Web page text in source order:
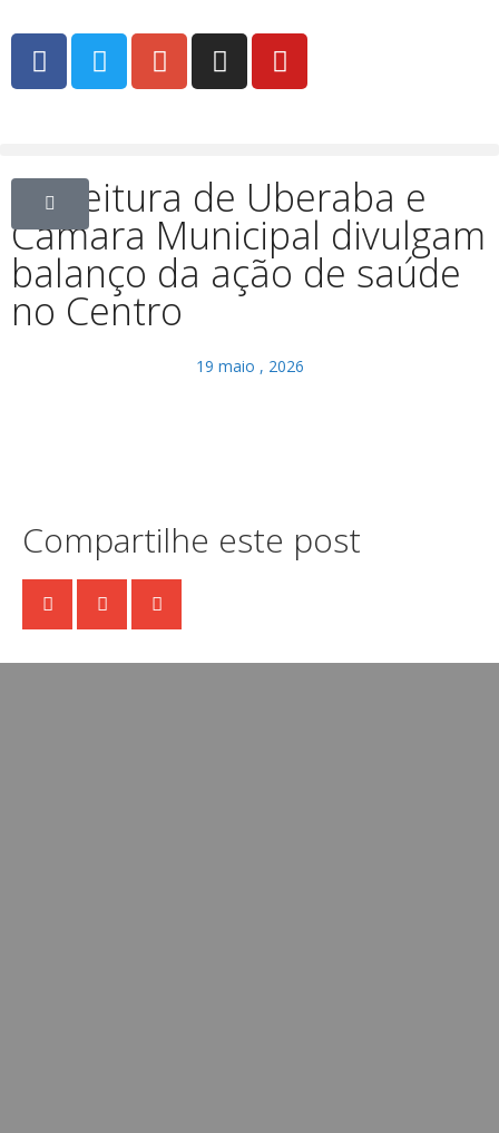
Prefeitura de Uberaba e
Câmara Municipal divulgam
balanço da ação de saúde
no Centro
19 maio , 2026
Compartilhe este post